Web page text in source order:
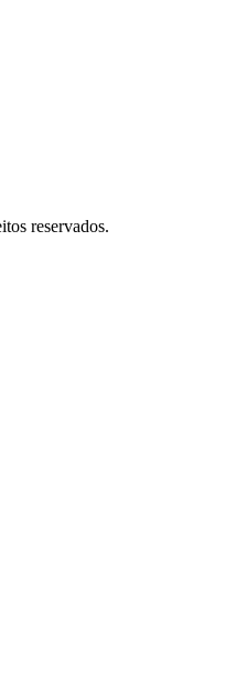
reservados.